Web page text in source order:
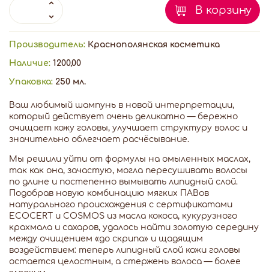
В корзину
Производитель: Краснополянская косметика
Наличие: 1200,00
Упаковка: 250 мл.
Ваш любимый шампунь в новой интерпретации,
который действует очень деликатно — бережно
очищает кожу головы, улучшает структуру волос и
значительно облегчает расчёсывание.
Мы решили уйти от формулы на омыленных маслах,
так как она, зачастую, могла пересушивать волосы
по длине и постепенно вымывать липидный слой.
Подобрав новую комбинацию мягких ПАВов
натурального происхождения с сертификатами
ECOCERT и COSMOS из масла кокоса, кукурузного
крахмала и сахаров, удалось найти золотую середину
между очищением «до скрипа» и щадящим
воздействием: теперь липидный слой кожи головы
остается целостным, а стержень волоса — более